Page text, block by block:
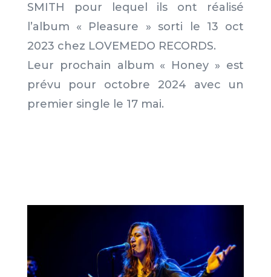
SMITH pour lequel ils ont réalisé
l’album « Pleasure » sorti le 13 oct
2023 chez LOVEMEDO RECORDS.
Leur prochain album « Honey » est
prévu pour octobre 2024 avec un
premier single le 17 mai.